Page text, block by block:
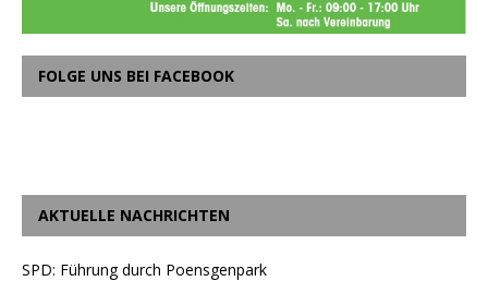
FOLGE UNS BEI FACEBOOK
AKTUELLE NACHRICHTEN
SPD: Führung durch Poensgenpark